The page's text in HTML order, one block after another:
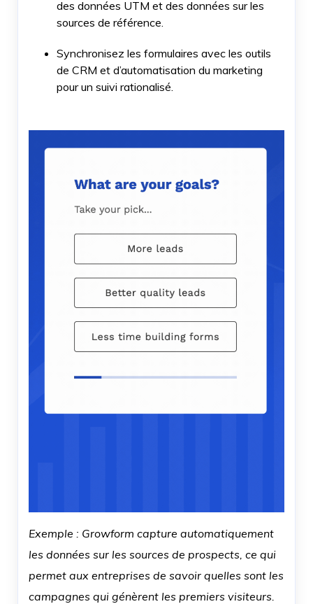
des données UTM et des données sur les
sources de référence.
Synchronisez les formulaires avec les outils
de CRM et d’automatisation du marketing
pour un suivi rationalisé.
Exemple : Growform capture automatiquement
les données sur les sources de prospects, ce qui
permet aux entreprises de savoir quelles sont les
campagnes qui génèrent les premiers visiteurs.